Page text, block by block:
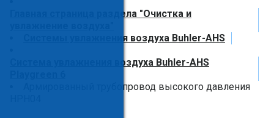
Главная страница раздела "Очистка и
Системы увлажнения воздуха Buhler-AHS
Система увлажнения воздуха Buhler-AHS
Армированный трубопровод высокого давления